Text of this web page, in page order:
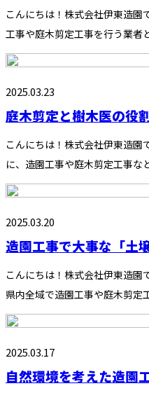
こんにちは！株式会社伊東造園
工事や庭木剪定工事を行う業者
2025.03.23
庭木剪定と樹木医の役
こんにちは！株式会社伊東造園
に、造園工事や庭木剪定工事な
2025.03.20
造園工事で大事な「土
こんにちは！株式会社伊東造園
県内全域で造園工事や庭木剪定
2025.03.17
自然環境を考えた造園